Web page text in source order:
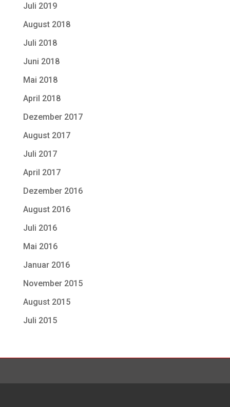
Juli 2019
August 2018
Juli 2018
Juni 2018
Mai 2018
April 2018
Dezember 2017
August 2017
Juli 2017
April 2017
Dezember 2016
August 2016
Juli 2016
Mai 2016
Januar 2016
November 2015
August 2015
Juli 2015